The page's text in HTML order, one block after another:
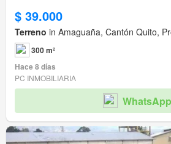
$ 39.000
Terreno in Amaguaña, Cantón Quito,
300 m²
Hace 8 días
PC INMOBILIARIA
WhatsApp